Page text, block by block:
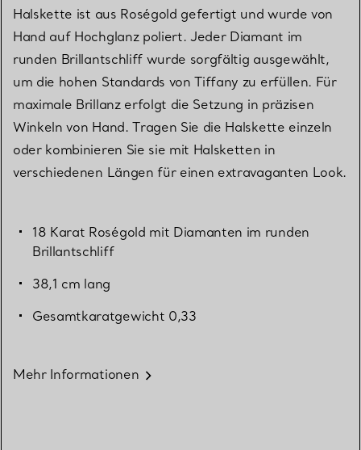
Halskette ist aus Roségold gefertigt und wurde von
Hand auf Hochglanz poliert. Jeder Diamant im
runden Brillantschliff wurde sorgfältig ausgewählt,
um die hohen Standards von Tiffany zu erfüllen. Für
maximale Brillanz erfolgt die Setzung in präzisen
Winkeln von Hand. Tragen Sie die Halskette einzeln
oder kombinieren Sie sie mit Halsketten in
verschiedenen Längen für einen extravaganten Look.
18 Karat Roségold mit Diamanten im runden
Brillantschliff
38,1 cm lang
Gesamtkaratgewicht 0,33
Mehr Informationen